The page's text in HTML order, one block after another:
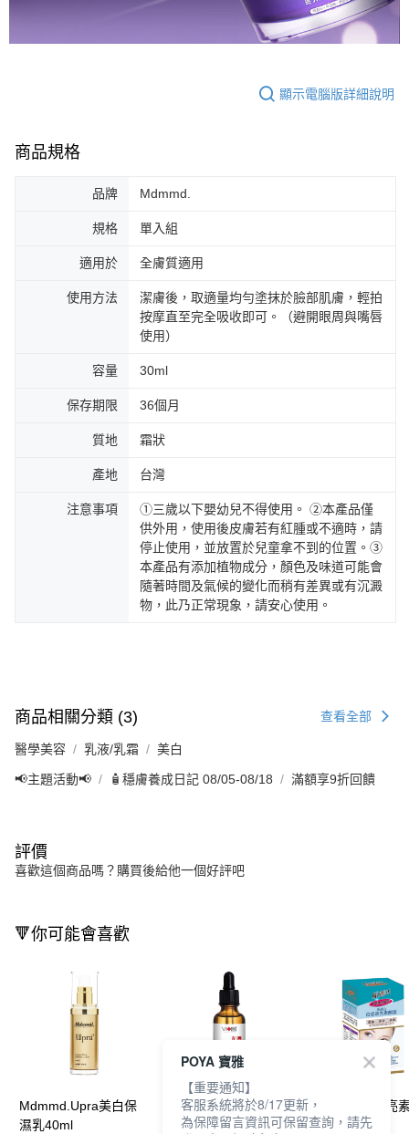
顯示電腦版詳細說明
商品規格
品牌 Mdmmd.
規格 單入組
適用於 全膚質適用
使用方法
潔膚後，取適量均勻塗抹於臉部肌膚，輕拍
按摩直至完全吸收即可。（避開眼周與嘴唇
使用）
容量 30ml
保存期限 36個月
質地 霜狀
產地 台灣
注意事項
①三歲以下嬰幼兒不得使用。 ②本產品僅
供外用，使用後皮膚若有紅腫或不適時，請
停止使用，並放置於兒童拿不到的位置。③
本產品有添加植物成分，顏色及味道可能會
隨著時間及氣候的變化而稍有差異或有沉澱
物，此乃正常現象，請安心使用。
商品相關分類 (3) 查看全部
醫學美容 乳液/乳霜 美白
📢主題活動📢 🧴穩膚養成日記 08/05-08/18 滿額享9折回饋
評價
喜歡這個商品嗎？購買後給他一個好評吧
🔻你可能會喜歡
Mdmmd.Upra美白保
濕乳40ml
薇佳蜜花酸晶煥膚美白
精萃30ml
帕瑪氏白皙透亮
30ml
POYA 寶雅
【重要通知】
客服系統將於8/17更新，
為保障留言資訊可保留查詢，請先